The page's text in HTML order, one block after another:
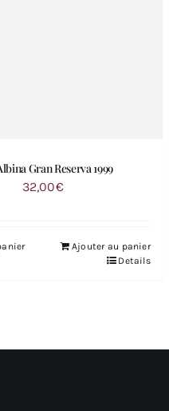
Gran Reserva 1999
32,00€
Ajouter au panier
Details